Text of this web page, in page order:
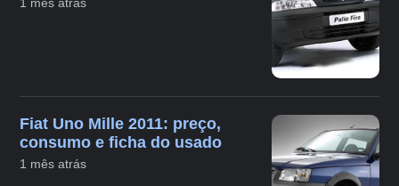
1 mês atrás
Fiat Uno Mille 2011: preço,
consumo e ficha do usado
1 mês atrás